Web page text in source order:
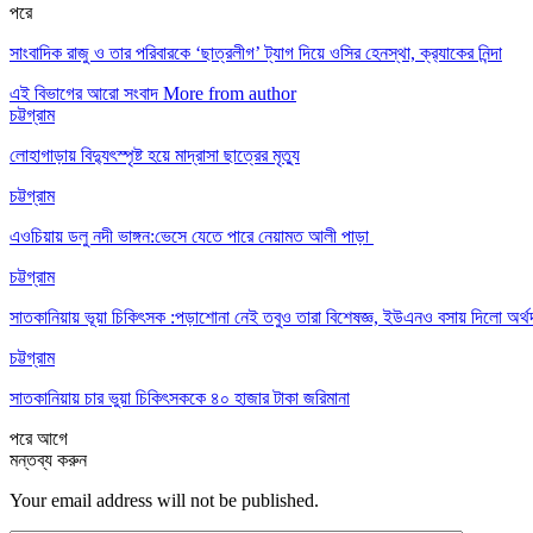
পরে
সাংবাদিক রাজু ও তার পরিবারকে ‘ছাত্রলীগ’ ট্যাগ দিয়ে ওসির হেনস্থা, ক্র‍্যাকের নিন্দা
এই বিভাগের আরো সংবাদ More from author
চট্টগ্রাম
লোহাগাড়ায় বিদ্যুৎস্পৃষ্ট হয়ে মাদ্রাসা ছাত্রের মৃত্যু
চট্টগ্রাম
এওচিয়ায় ডলু নদী ভাঙ্গন:ভেসে যেতে পারে নেয়ামত আলী পাড়া
চট্টগ্রাম
সাতকানিয়ায় ভূয়া চিকিৎসক :পড়াশোনা নেই তবুও তারা বিশেষজ্ঞ, ইউএনও বসায় দিলো
চট্টগ্রাম
সাতকানিয়ায় চার ভুয়া চিকিৎসককে ৪০ হাজার টাকা জরিমানা
পরেআগে
মন্তব্য করুন
Your email address will not be published.